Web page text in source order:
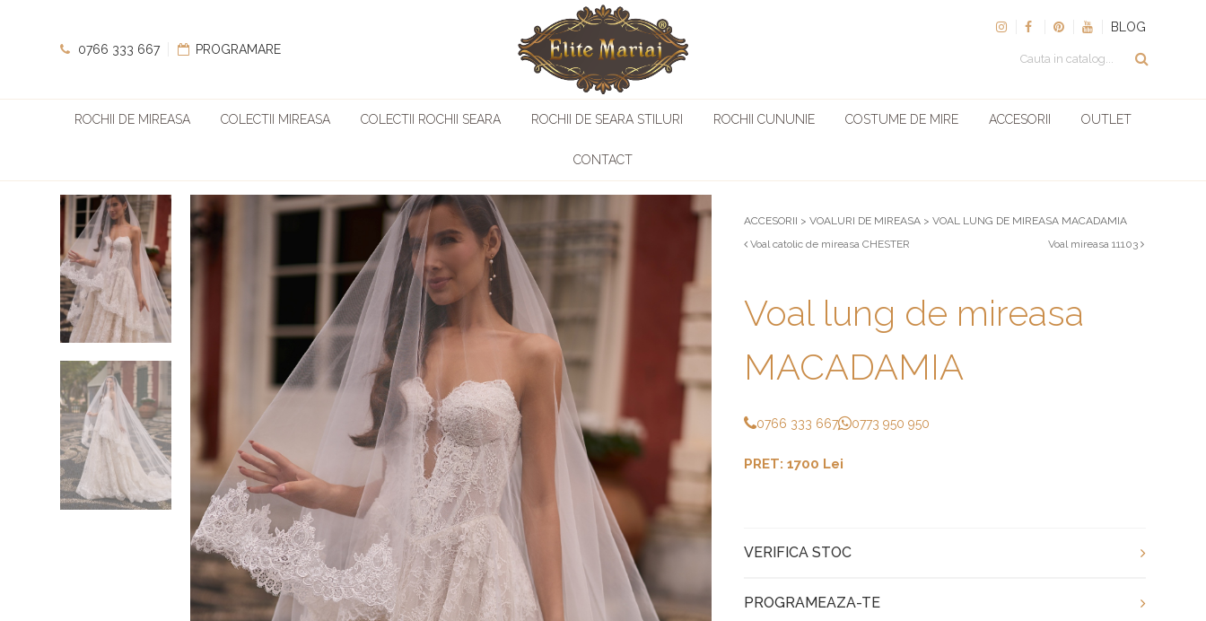
0766 333 667 PROGRAMARE
BLOG
ROCHII DE MIREASA COLECTII MIREASA COLECTII ROCHII SEARA ROCHII DE SEARA STILURI ROCHII CUNUNIE COSTUME DE MIRE ACCESORII OUTLET
CONTACT
ACCESORII >VOALURI DE MIREASA >VOAL LUNG DE MIREASA MACADAMIA
Voal catolic de mireasa CHESTER
Voal mireasa 11103
Voal lung de mireasa
MACADAMIA
0766 333 667 0773 950 950
PRET: 1700 Lei
VERIFICA STOC
PROGRAMEAZA-TE